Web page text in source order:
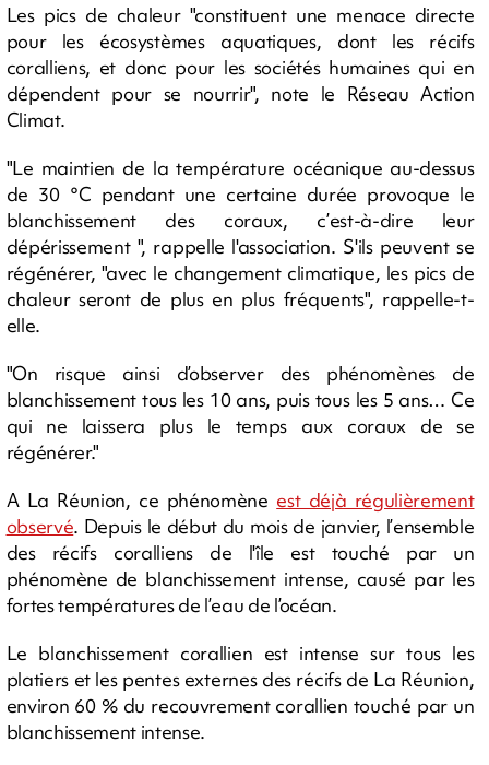
Les pics de chaleur "constituent une menace directe
pour les écosystèmes aquatiques, dont les récifs
coralliens, et donc pour les sociétés humaines qui en
dépendent pour se nourrir", note le Réseau Action
Climat.
"Le maintien de la température océanique au-dessus
de 30 °C pendant une certaine durée provoque le
blanchissement des coraux, c’est-à-dire leur
dépérissement ", rappelle l'association. S'ils peuvent se
régénérer, "avec le changement climatique, les pics de
chaleur seront de plus en plus fréquents", rappelle-t-
elle.
"On risque ainsi d’observer des phénomènes de
blanchissement tous les 10 ans, puis tous les 5 ans… Ce
qui ne laissera plus le temps aux coraux de se
régénérer."
A La Réunion, ce phénomène est déjà régulièrement
observé. Depuis le début du mois de janvier, l’ensemble
des récifs coralliens de l'île est touché par un
phénomène de blanchissement intense, causé par les
fortes températures de l’eau de l’océan.
Le blanchissement corallien est intense sur tous les
platiers et les pentes externes des récifs de La Réunion,
environ 60 % du recouvrement corallien touché par un
blanchissement intense.